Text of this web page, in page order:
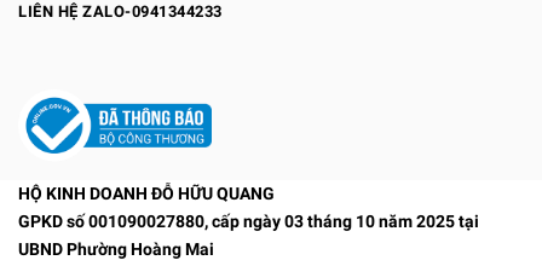
LIÊN HỆ ZALO-0941344233
HỘ KINH DOANH ĐỖ HỮU QUANG
GPKD số 001090027880, cấp ngày 03 tháng 10 năm 2025 tại
UBND Phường Hoàng Mai